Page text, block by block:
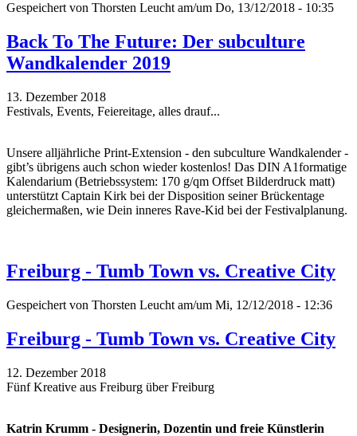
Gespeichert von Thorsten Leucht am/um Do, 13/12/2018 - 10:35
Back To The Future: Der subculture
Wandkalender 2019
13. Dezember 2018
Festivals, Events, Feiereitage, alles drauf...
Unsere alljährliche Print-Extension - den subculture Wandkalender -
gibt’s übrigens auch schon wieder kostenlos! Das DIN A1formatige
Kalendarium (Betriebssystem: 170 g/qm Offset Bilderdruck matt)
unterstützt Captain Kirk bei der Disposition seiner Brückentage
gleichermaßen, wie Dein inneres Rave-Kid bei der Festivalplanung.
Freiburg - Tumb Town vs. Creative City
Gespeichert von Thorsten Leucht am/um Mi, 12/12/2018 - 12:36
Freiburg - Tumb Town vs. Creative City
12. Dezember 2018
Fünf Kreative aus Freiburg über Freiburg
Katrin Krumm - Designerin, Dozentin und freie Künstlerin